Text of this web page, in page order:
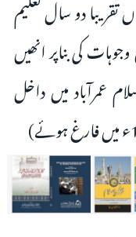
دو سال تعلیم
کی بناپر انھیں
عمرآباد میں داخل